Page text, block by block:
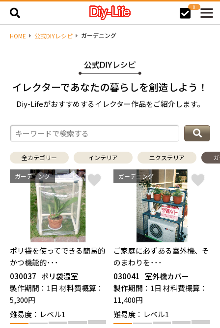
0
HOME 公式DIYレシピ ガーデニング
イレクターであなたの暮らしを創造しよう！
Diy-Lifeがおすすめするイレクター作品をご紹介します。
全カテゴリー インテリア エクステリア
ガーデニング
ポリ袋を使ってできる簡易的
かつ機能的･･･
030037 ポリ袋温室
製作期間：1日 材料費概算：
5,300円
難易度：レベル1
ガーデニング
ご家庭に必ずある室外機、そ
のまわりを･･･
030041
室外機カバー
製作期間：1日 材料費概算：
11,400円
難易度：レベル1